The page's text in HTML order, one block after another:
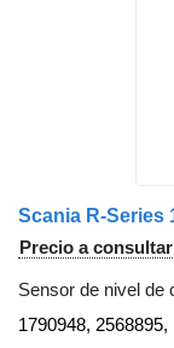
Precio a consultar
Sensor de nivel de
1790948, 2568895,